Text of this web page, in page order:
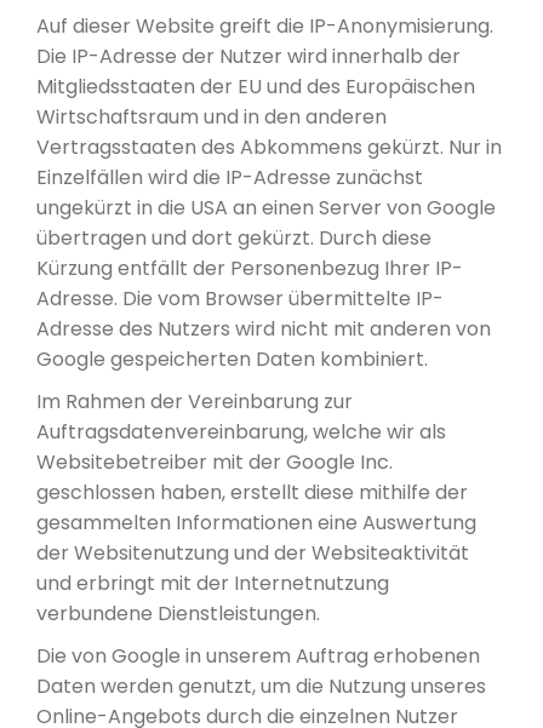
Auf dieser Website greift die IP-Anonymisierung.
Die IP-Adresse der Nutzer wird innerhalb der
Mitgliedsstaaten der EU und des Europäischen
Wirtschaftsraum und in den anderen
Vertragsstaaten des Abkommens gekürzt. Nur in
Einzelfällen wird die IP-Adresse zunächst
ungekürzt in die USA an einen Server von Google
übertragen und dort gekürzt. Durch diese
Kürzung entfällt der Personenbezug Ihrer IP-
Adresse. Die vom Browser übermittelte IP-
Adresse des Nutzers wird nicht mit anderen von
Google gespeicherten Daten kombiniert.
Im Rahmen der Vereinbarung zur
Auftragsdatenvereinbarung, welche wir als
Websitebetreiber mit der Google Inc.
geschlossen haben, erstellt diese mithilfe der
gesammelten Informationen eine Auswertung
der Websitenutzung und der Websiteaktivität
und erbringt mit der Internetnutzung
verbundene Dienstleistungen.
Die von Google in unserem Auftrag erhobenen
Daten werden genutzt, um die Nutzung unseres
Online-Angebots durch die einzelnen Nutzer